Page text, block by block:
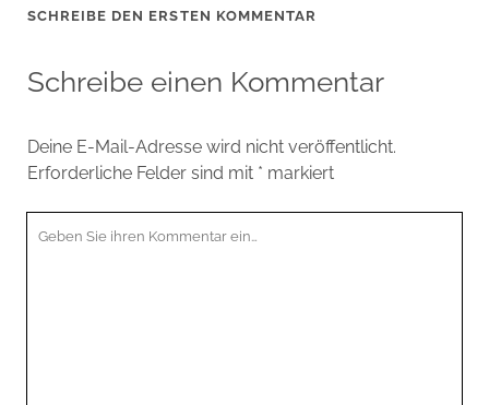
SCHREIBE DEN ERSTEN KOMMENTAR
Schreibe einen Kommentar
Deine E-Mail-Adresse wird nicht veröffentlicht.
Erforderliche Felder sind mit * markiert